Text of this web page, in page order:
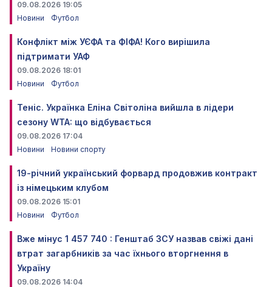
09.08.2026 19:05
Новини
Футбол
Конфлікт між УЄФА та ФІФА! Кого вирішила
підтримати УАФ
09.08.2026 18:01
Новини
Футбол
Теніс. Українка Еліна Світоліна вийшла в лідери
сезону WTA: що відбувається
09.08.2026 17:04
Новини
Новини спорту
19-річний український форвард продовжив контракт
із німецьким клубом
09.08.2026 15:01
Новини
Футбол
Вже мінус 1 457 740 : Генштаб ЗСУ назвав свіжі дані
втрат загарбників за час їхнього вторгнення в
Україну
09.08.2026 14:04